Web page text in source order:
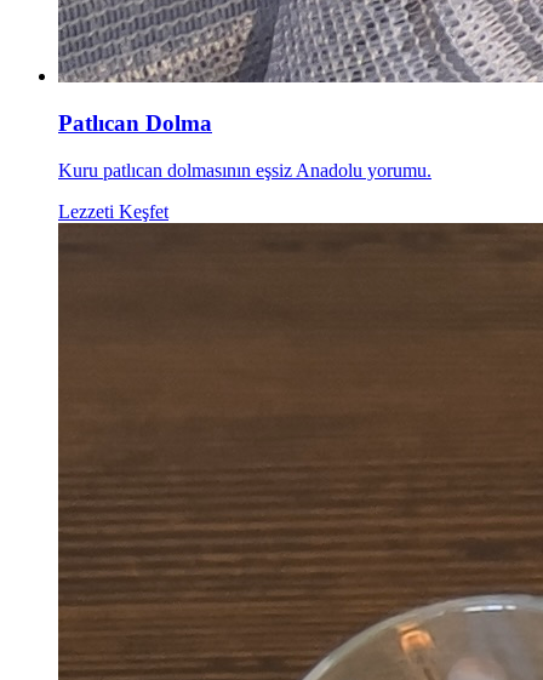
Patlıcan Dolma
Kuru patlıcan dolmasının eşsiz Anadolu yorumu.
Lezzeti Keşfet